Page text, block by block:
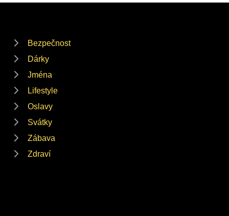
Bezpečnost
Dárky
Jména
Lifestyle
Oslavy
Svátky
Zábava
Zdraví